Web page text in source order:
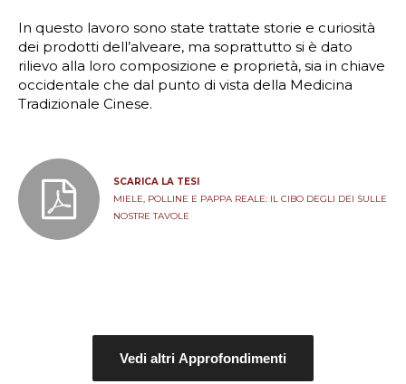
In questo lavoro sono state trattate storie e curiosità
dei prodotti dell’alveare, ma soprattutto si è dato
rilievo alla loro composizione e proprietà, sia in chiave
occidentale che dal punto di vista della Medicina
Tradizionale Cinese.
SCARICA LA TESI
MIELE, POLLINE E PAPPA REALE: IL CIBO DEGLI DEI SULLE
NOSTRE TAVOLE
Vedi altri Approfondimenti